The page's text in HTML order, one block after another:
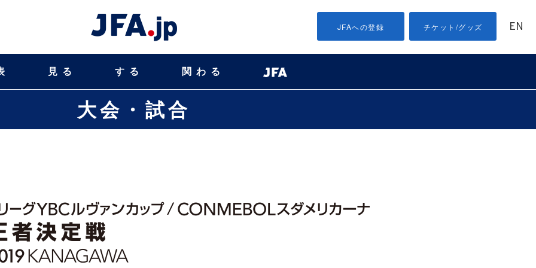
JFAへの登録 チケット/グッズ EN
見る する 関わる
大会・試合